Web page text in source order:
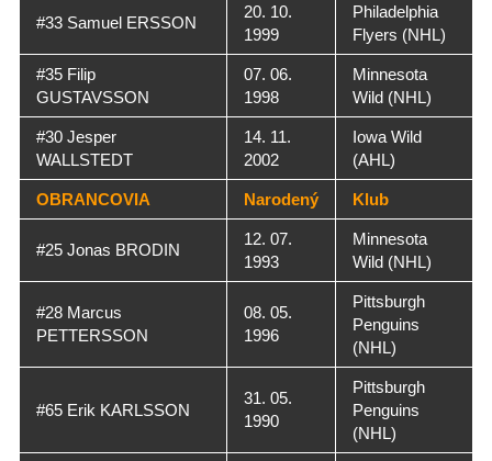
#33 Samuel ERSSON
20. 10.
1999
Philadelphia
Flyers (NHL)
#35 Filip
GUSTAVSSON
07. 06.
1998
Minnesota
Wild (NHL)
#30 Jesper
WALLSTEDT
14. 11.
2002
Iowa Wild
(AHL)
OBRANCOVIA Narodený Klub
#25 Jonas BRODIN
12. 07.
1993
Minnesota
Wild (NHL)
#28 Marcus
PETTERSSON
08. 05.
1996
Pittsburgh
Penguins
(NHL)
#65 Erik KARLSSON
31. 05.
1990
Pittsburgh
Penguins
(NHL)